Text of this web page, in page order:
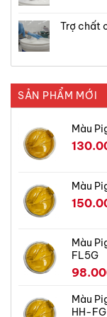
Trợ chất
SẢN PHẨM MỚI
Màu
Màu
Màu
FL5G
Màu
HH-FG